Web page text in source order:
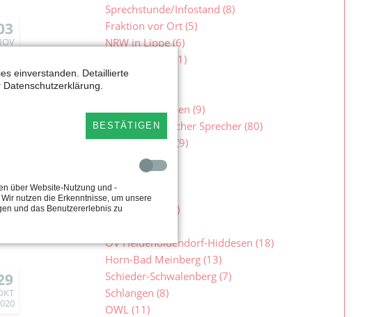
Kitas
Sprechstunde/Infostand (8)
Fraktion vor Ort (5)
NRW in Lippe (6)
(1)
Im Landtag
Besuchergruppen (9)
Familienpolitischer Sprecher (80)
Jugendlandtag
(9)
(145)
Lippe
Augustdorf
(10)
OV Heidenoldendorf-Hiddesen (18)
Horn-Bad Meinberg (13)
Schieder-Schwalenberg (7)
Schlangen (8)
OWL (11)
einverstanden. Detaillierte
BESTÄTIGEN
über Website-Nutzung und -
nutzen die Erkenntnisse, um unsere
und das Benutzererlebnis zu